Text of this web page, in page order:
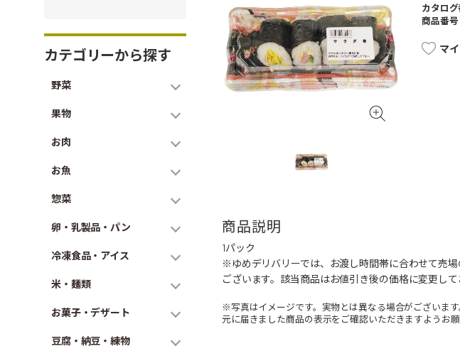
カテゴリーから探す
野菜
果物
お肉
お魚
惣菜
卵・乳製品・パン
冷凍食品・アイス
米・麺類
お菓子・デザート
豆腐・納豆・練物
カタログ
商品番号
マ
商品説明
1パック
※ゆめデリバリーでは、お渡し時間帯に合わせて売
ございます。該当商品はお値引き後の価格に変更し
※写真はイメージです。実物とは異なる場合がございま
元に届きました商品の表示をご確認いただきますようお願